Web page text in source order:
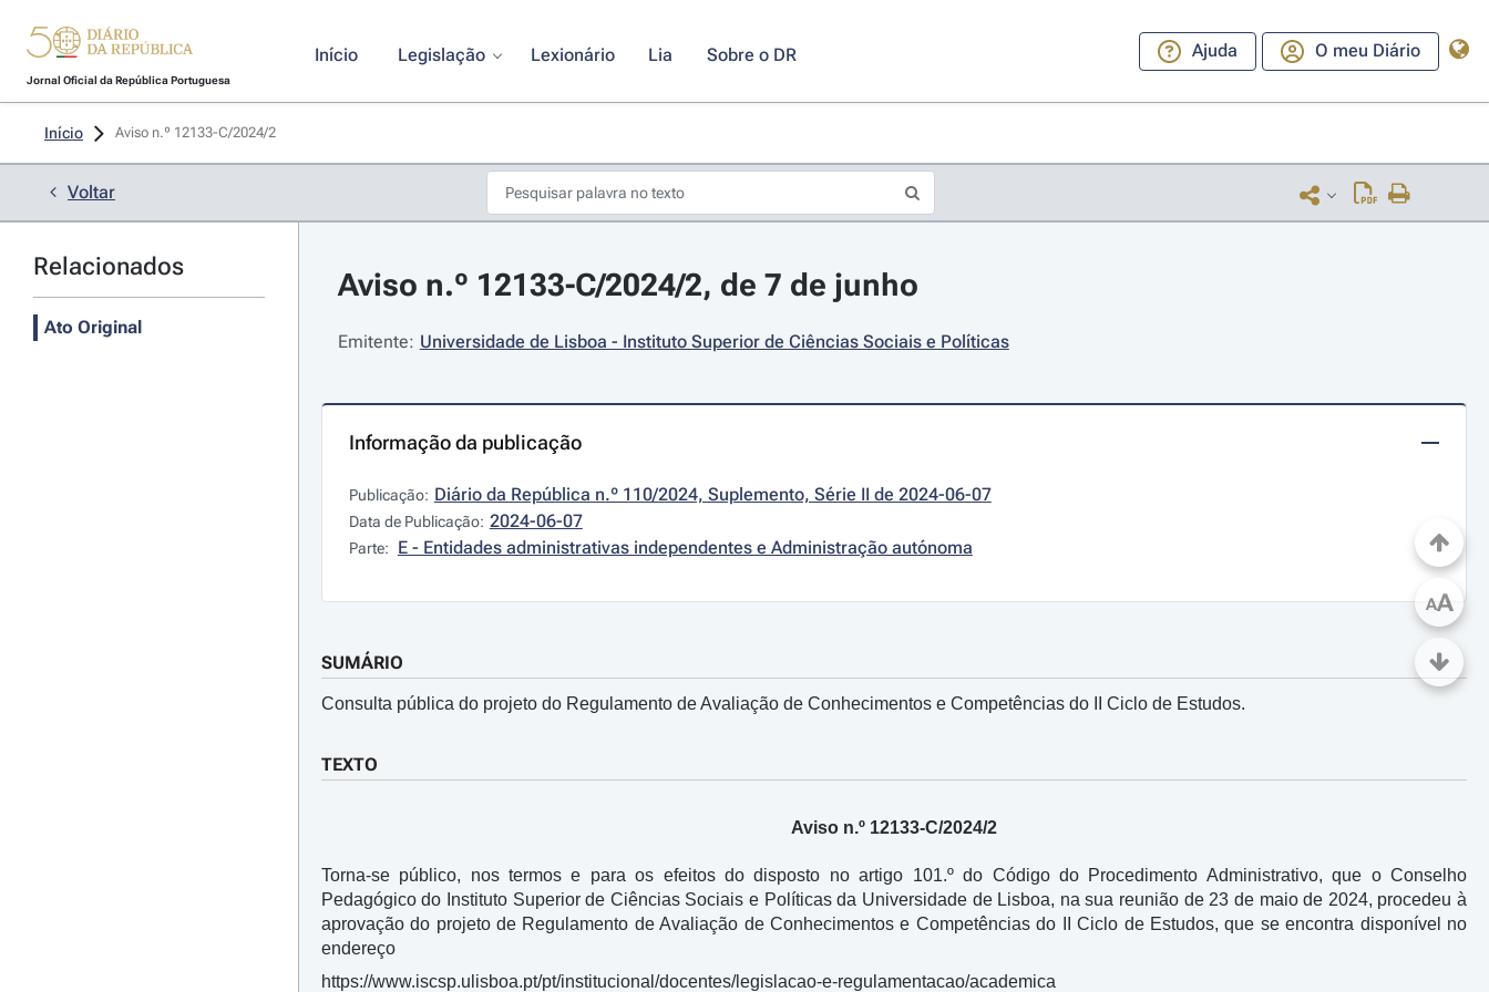
Jornal Oficial da República Portuguesa
Início Legislação Lexionário Lia Sobre o DR Ajuda O meu Diário
Início Aviso n.º 12133-C/2024/2
Voltar
Relacionados
Ato Original
Aviso n.º 12133-C/2024/2, de 7 de junho
Emitente: Universidade de Lisboa - Instituto Superior de Ciências Sociais e Políticas
Informação da publicação
Publicação: Diário da República n.º 110/2024, Suplemento, Série II de 2024-06-07
Data de Publicação: 2024-06-07
Parte: E - Entidades administrativas independentes e Administração autónoma
SUMÁRIO
Consulta pública do projeto do Regulamento de Avaliação de Conhecimentos e Competências do II Ciclo de Estudos.
TEXTO
Aviso n.º 12133-C/2024/2
Torna-se público, nos termos e para os efeitos do disposto no artigo 101.º do Código do Procedimento Administrativo, que o Conselho
Pedagógico do Instituto Superior de Ciências Sociais e Políticas da Universidade de Lisboa, na sua reunião de 23 de maio de 2024, procedeu à
aprovação do projeto de Regulamento de Avaliação de Conhecimentos e Competências do II Ciclo de Estudos, que se encontra disponível no
endereço
https://www.iscsp.ulisboa.pt/pt/institucional/docentes/legislacao-e-regulamentacao/academica
AA